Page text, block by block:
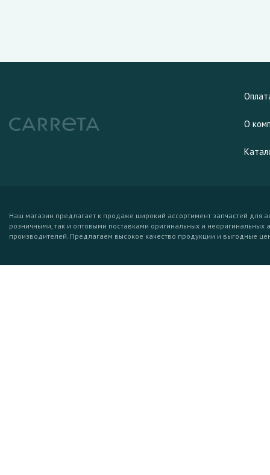
О
Наш магазин предлагает к продаже широкий ассортимент запчастей для
розничными, так и оптовыми поставками оригинальных и неоригинальных
производителей. Предлагаем высокое качество продукции и выгодные